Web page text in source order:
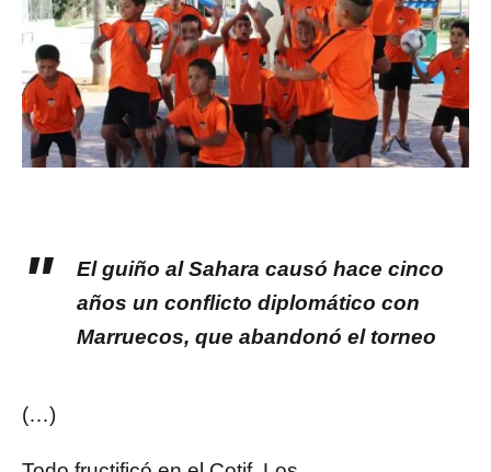
El guiño al Sahara causó hace cinco
años un conflicto diplomático con
Marruecos, que abandonó el torneo
(…)